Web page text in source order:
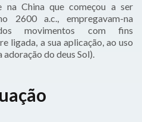
na China que começou a ser
2600 a.c., empregavam-na
movimentos com fins
ligada, a sua aplicação, ao uso
do deus Sol).